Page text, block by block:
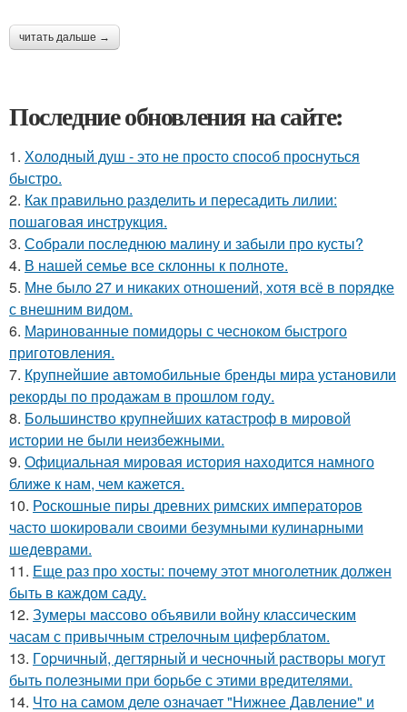
читать дальше →
Последние обновления на сайте:
1. Холодный душ - это не просто способ проснуться
быстро.
2. Как правильно разделить и пересадить лилии:
пошаговая инструкция.
3. Собрали последнюю малину и забыли про кусты?
4. В нашей семье все склонны к полноте.
5. Мне было 27 и никаких отношений, хотя всё в порядке
с внешним видом.
6. Маринованные помидоры с чесноком быстрого
приготовления.
7. Крупнейшие автомобильные бренды мира установили
рекорды по продажам в прошлом году.
8. Большинство крупнейших катастроф в мировой
истории не были неизбежными.
9. Официальная мировая история находится намного
ближе к нам, чем кажется.
10. Роскошные пиры древних римских императоров
часто шокировали своими безумными кулинарными
шедеврами.
11. Еще раз про хосты: почему этот многолетник должен
быть в каждом саду.
12. Зумеры массово объявили войну классическим
часам с привычным стрелочным циферблатом.
13. Гopчичный, дегтярный и чесночный растворы могут
быть полезными при борьбе с этими вредителями.
14. Что на самом деле означает "Нижнее Давление" и